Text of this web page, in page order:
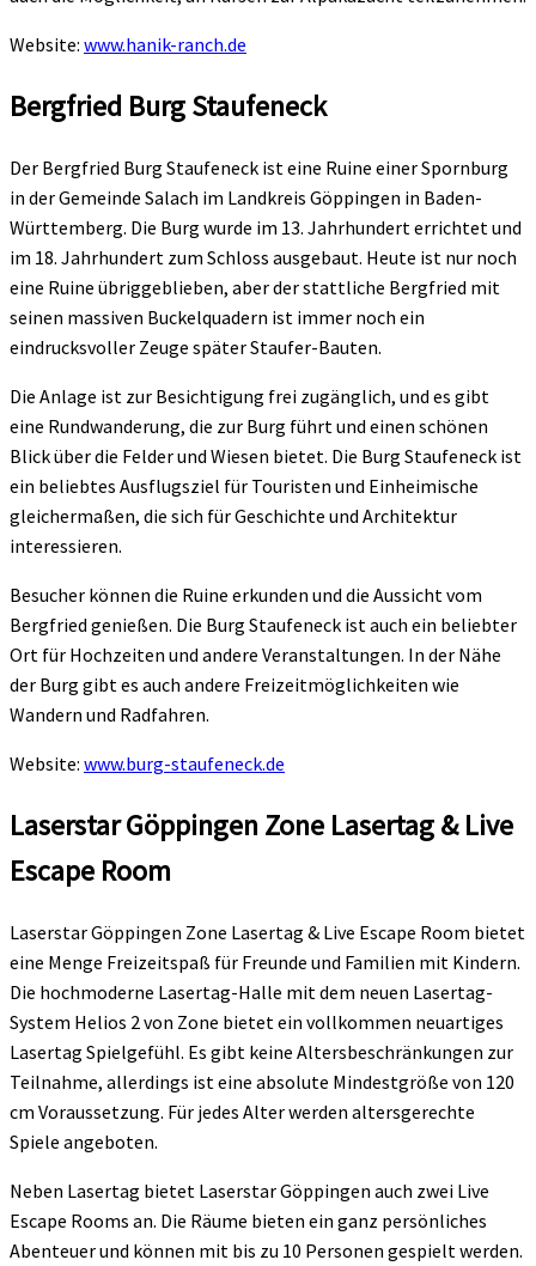
Website: www.hanik-ranch.de
Bergfried Burg Staufeneck
Der Bergfried Burg Staufeneck ist eine Ruine einer Spornburg
in der Gemeinde Salach im Landkreis Göppingen in Baden-
Württemberg. Die Burg wurde im 13. Jahrhundert errichtet und
im 18. Jahrhundert zum Schloss ausgebaut. Heute ist nur noch
eine Ruine übriggeblieben, aber der stattliche Bergfried mit
seinen massiven Buckelquadern ist immer noch ein
eindrucksvoller Zeuge später Staufer-Bauten.
Die Anlage ist zur Besichtigung frei zugänglich, und es gibt
eine Rundwanderung, die zur Burg führt und einen schönen
Blick über die Felder und Wiesen bietet. Die Burg Staufeneck ist
ein beliebtes Ausflugsziel für Touristen und Einheimische
gleichermaßen, die sich für Geschichte und Architektur
interessieren.
Besucher können die Ruine erkunden und die Aussicht vom
Bergfried genießen. Die Burg Staufeneck ist auch ein beliebter
Ort für Hochzeiten und andere Veranstaltungen. In der Nähe
der Burg gibt es auch andere Freizeitmöglichkeiten wie
Wandern und Radfahren.
Website: www.burg-staufeneck.de
Laserstar Göppingen Zone Lasertag & Live
Escape Room
Laserstar Göppingen Zone Lasertag & Live Escape Room bietet
eine Menge Freizeitspaß für Freunde und Familien mit Kindern.
Die hochmoderne Lasertag-Halle mit dem neuen Lasertag-
System Helios 2 von Zone bietet ein vollkommen neuartiges
Lasertag Spielgefühl. Es gibt keine Altersbeschränkungen zur
Teilnahme, allerdings ist eine absolute Mindestgröße von 120
cm Voraussetzung. Für jedes Alter werden altersgerechte
Spiele angeboten.
Neben Lasertag bietet Laserstar Göppingen auch zwei Live
Escape Rooms an. Die Räume bieten ein ganz persönliches
Abenteuer und können mit bis zu 10 Personen gespielt werden.